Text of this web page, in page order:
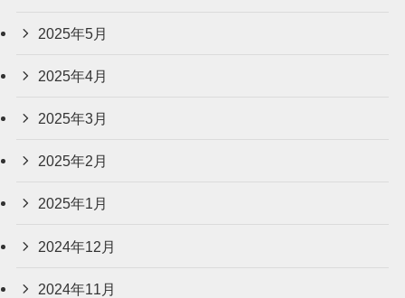
2025年5月
2025年4月
2025年3月
2025年2月
2025年1月
2024年12月
2024年11月